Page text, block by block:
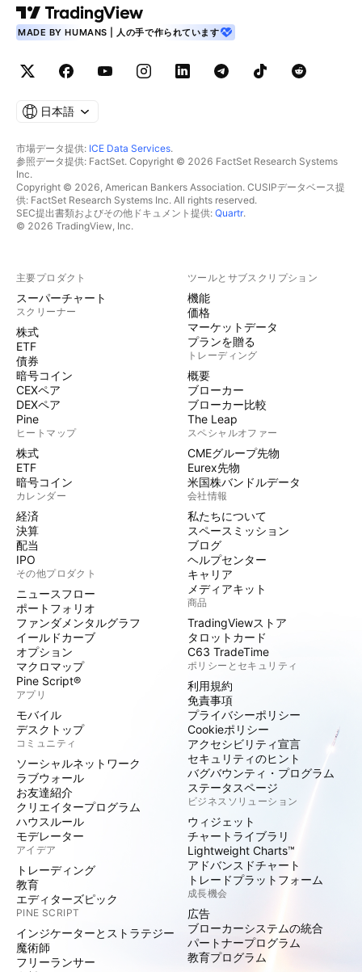
MADE BY HUMANS | 人の手で作られています
日本語
市場データ提供: ICE Data Services.
参照データ提供: FactSet. Copyright © 2026 FactSet Research Systems
Inc.
Copyright © 2026, American Bankers Association. CUSIPデータベース提
供: FactSet Research Systems Inc. All rights reserved.
SEC提出書類およびその他ドキュメント提供: Quartr.
© 2026 TradingView, Inc.
主要プロダクト
スーパーチャート
スクリーナー
株式
ETF
債券
暗号コイン
CEXペア
DEXペア
Pine
ヒートマップ
株式
ETF
暗号コイン
カレンダー
経済
決算
配当
IPO
その他プロダクト
ニュースフロー
ポートフォリオ
ファンダメンタルグラフ
イールドカーブ
オプション
マクロマップ
Pine Script®
アプリ
モバイル
デスクトップ
コミュニティ
ソーシャルネットワーク
ラブウォール
お友達紹介
クリエイタープログラム
ハウスルール
モデレーター
アイデア
トレーディング
教育
エディターズピック
PINE SCRIPT
インジケーターとストラテジー
魔術師
フリーランサー
ツールとサブスクリプション
機能
価格
マーケットデータ
プランを贈る
トレーディング
概要
ブローカー
ブローカー比較
The Leap
スペシャルオファー
CMEグループ先物
Eurex先物
米国株バンドルデータ
会社情報
私たちについて
スペースミッション
ブログ
ヘルプセンター
キャリア
メディアキット
商品
TradingViewストア
タロットカード
C63 TradeTime
ポリシーとセキュリティ
利用規約
免責事項
プライバシーポリシー
Cookieポリシー
アクセシビリティ宣言
セキュリティのヒント
バグバウンティ・プログラム
ステータスページ
ビジネスソリューション
ウィジェット
チャートライブラリ
Lightweight Charts™
アドバンスドチャート
トレードプラットフォーム
成長機会
広告
ブローカーシステムの統合
パートナープログラム
教育プログラム